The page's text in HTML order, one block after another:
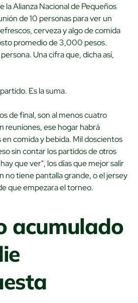
la Alianza Nacional de Pequeños
de 10 personas para ver un
cerveza y algo de comida
promedio de 3,000 pesos.
Una cifra que, dicha así,
Es la suma.
de final, son al menos cuatro
reuniones, ese hogar habrá
comida y bebida. Mil doscientos
sin contar los partidos de otros
que ver", los días que mejor salir
no tiene pantalla grande, o el jersey
que empezara el torneo.
acumulado